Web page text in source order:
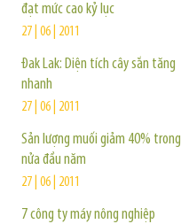
đạt mức cao kỷ lục
27 | 06 | 2011
Đak Lak: Diện tích cây sắn tăng
nhanh
27 | 06 | 2011
Sản lượng muối giảm 40% trong
nửa đầu năm
27 | 06 | 2011
7 công ty máy nông nghiệp